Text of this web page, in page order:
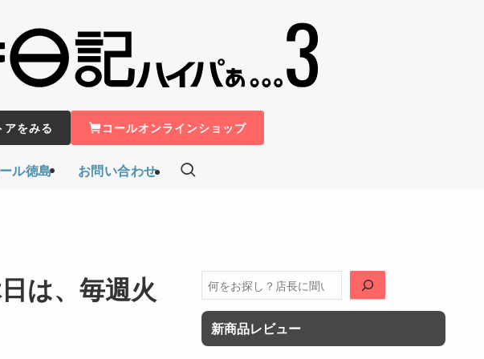
ル徳島 お問い合わせ
アをみる コールオンラインショップ
は、毎週火
検
索
新商品レビュー